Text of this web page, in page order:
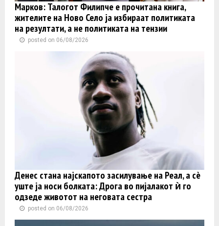
Марков: Талогот Филипче е прочитана книга,
жителите на Ново Село ја избираат политиката
на резултати, а не политиката на тензии
posted on 06/08/2026
Денес стана најскапото засилување на Реал, а сè
уште ја носи болката: Дрога во пијалакот ѝ го
одзеде животот на неговата сестра
posted on 06/08/2026